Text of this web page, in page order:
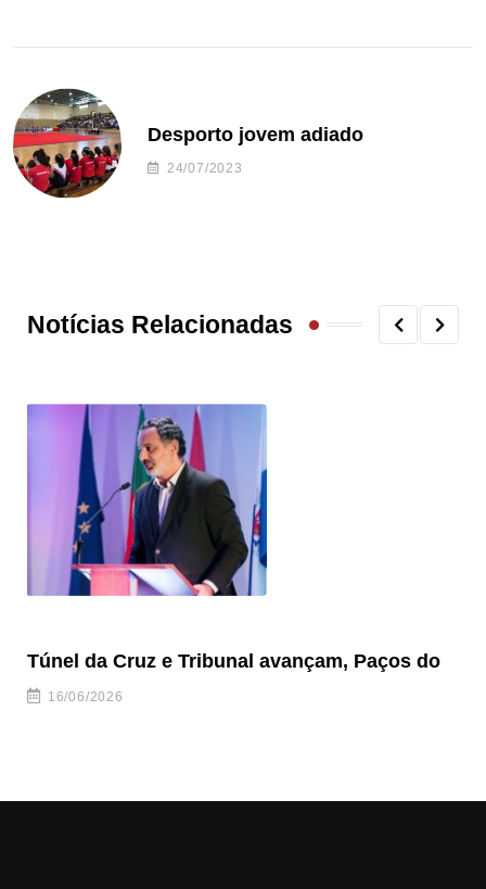
Desporto jovem adiado
24/07/2023
Notícias Relacionadas
Túnel da Cruz e Tribunal avançam, Paços do
16/06/2026